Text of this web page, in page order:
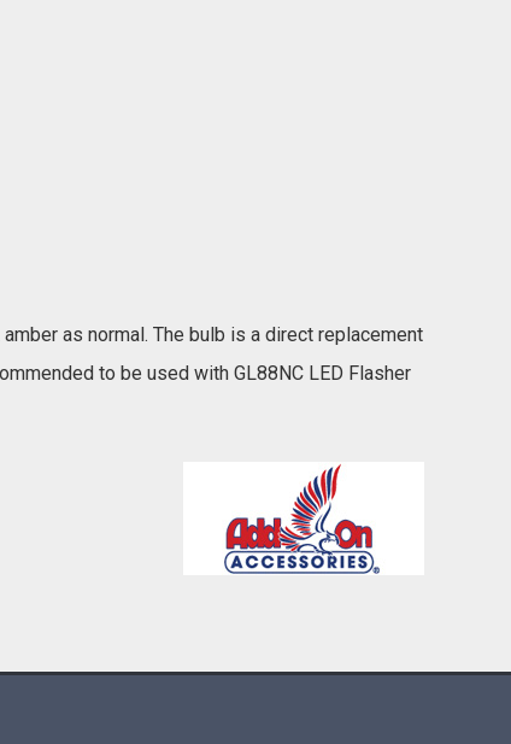
as normal. The bulb is a direct replacement
to be used with GL88NC LED Flasher